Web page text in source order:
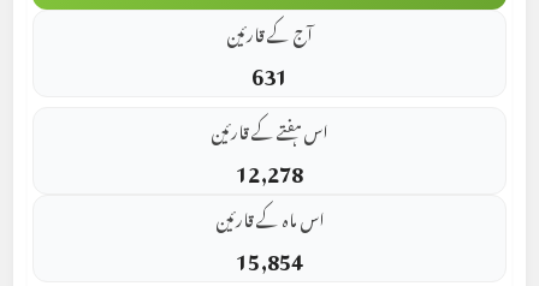
آج کے قارئین
631
اس ہفتے کے قارئین
12,278
اس ماہ کے قارئین
15,854